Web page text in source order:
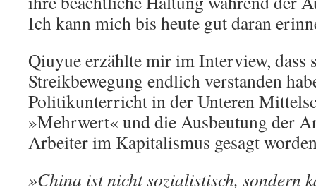
Ich kann mich bis heute gut daran
Qiuyue erzählte mir im Interview, dass
Streikbewegung endlich verstanden
Politikunterricht in der Unteren
»Mehrwert« und die Ausbeutung der
Arbeiter im Kapitalismus gesagt
»China ist nicht sozialistisch, sondern